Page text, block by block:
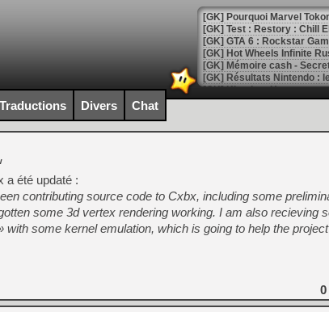
[GK] Pourquoi Marvel
[GK] Test : Restory : Chill
[GK] GTA 6 : Rockstar
[GK] Hot Wheels Infinite
[GK] Mémoire cash -
[GK] Résultats Nintendo :
[GK] Déjà des
[Mo5] Brickboy cherche à
[GK] Minecraft et ses «
[GK] Beast of
[GK] Ubisoft : fin de partie
[GK] Mémoire cash -
[GK] Dan Houser (GTA)
[GK] Comment EA Sports
[GK] Crimson Moon : un
[GK] Isle of Reveries : le
[GK] Moonlighter 2 : The
[GK] Capcom relance
Traductions Divers Chat
a été updaté :
contributing source code to Cxbx, including some
some 3d vertex rendering working. I am also recieving
some kernel emulation, which is going to help the
0